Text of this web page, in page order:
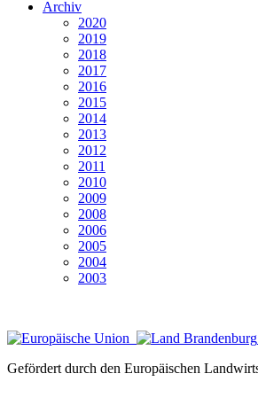
Archiv
2020
2019
2018
2017
2016
2015
2014
2013
2012
2011
2010
2009
2008
2006
2005
2004
2003
Gefördert durch den Europäischen